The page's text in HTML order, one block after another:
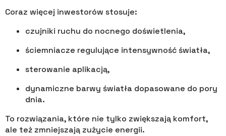
Coraz więcej inwestorów stosuje:
czujniki ruchu do nocnego doświetlenia,
ściemniacze regulujące intensywność światła,
sterowanie aplikacją,
dynamiczne barwy światła dopasowane do pory
dnia.
To rozwiązania, które nie tylko zwiększają komfort,
ale też zmniejszają zużycie energii.